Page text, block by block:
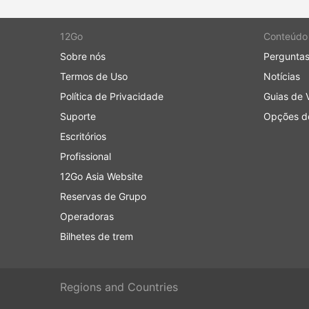
Os ônibus são provavelmente o meio
comparação com os trens ou aviões.
ser imprevisível - acidentes, obras de
conexões complicadas.
Viajar em determinadas rotas ou
Lembre-se de que nem sempre é
12Go
Sobre nós
Termos de Uso
Política de Privacidade
Suporte
Escritórios
Profissional
12Go Asia Website
Reservas de Grupo
Operadoras
Bilhetes de trem
Conteúdo
Notícias
Guias de
Opções
Regions and Countries